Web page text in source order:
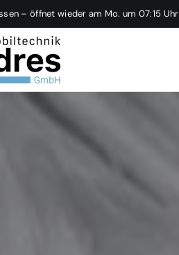
– öffnet wieder am Mo. um 07:15 Uhr